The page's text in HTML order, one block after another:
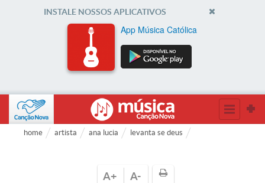
INSTALE NOSSOS APLICATIVOS
App Música Católica
home artista ana lucia levanta se deus
A+ A-